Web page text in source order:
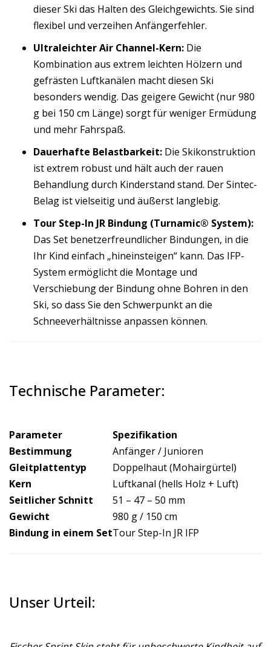
dieser Ski das Halten des Gleichgewichts. Sie sind
flexibel und verzeihen Anfängerfehler.
Ultraleichter Air Channel-Kern: Die
Kombination aus extrem leichten Hölzern und
gefrästen Luftkanälen macht diesen Ski
besonders wendig. Das geigere Gewicht (nur 980
g bei 150 cm Länge) sorgt für weniger Ermüdung
und mehr Fahrspaß.
Dauerhafte Belastbarkeit: Die Skikonstruktion
ist extrem robust und hält auch der rauen
Behandlung durch Kinderstand stand. Der Sintec-
Belag ist vielseitig und äußerst langlebig.
Tour Step-In JR Bindung (Turnamic® System):
Das Set benetzerfreundlicher Bindungen, in die
Ihr Kind einfach „hineinsteigen“ kann. Das IFP-
System ermöglicht die Montage und
Verschiebung der Bindung ohne Bohren in den
Ski, so dass Sie den Schwerpunkt an die
Schneeverhältnisse anpassen können.
Technische Parameter:
Parameter
Spezifikation
Bestimmung
Anfänger / Junioren
Gleitplattentyp
Doppelhaut (Mohairgürtel)
Kern
Luftkanal (hells Holz + Luft)
Seitlicher Schnitt
51 – 47 – 50 mm
Gewicht
980 g / 150 cm
Bindung in einem SetTour Step-In JR IFP
Unser Urteil: